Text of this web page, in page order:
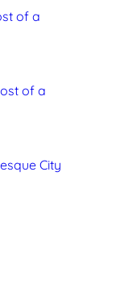
of a
of a
City